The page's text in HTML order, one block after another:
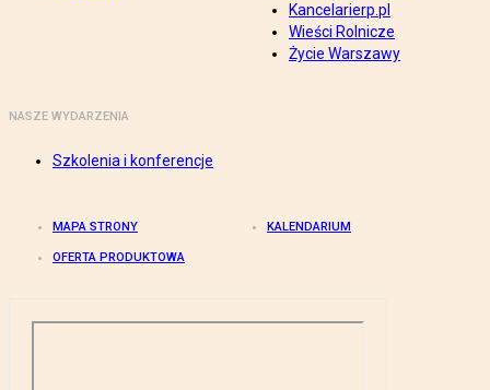
Kancelarierp.pl
Wieści Rolnicze
Życie Warszawy
NASZE WYDARZENIA
Szkolenia i konferencje
MAPA STRONY KALENDARIUM
OFERTA PRODUKTOWA